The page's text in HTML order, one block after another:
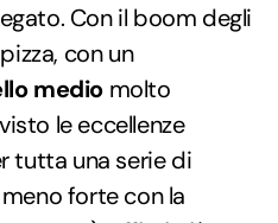
Con il boom degli
con un
medio molto
le eccellenze
tutta una serie di
forte con la